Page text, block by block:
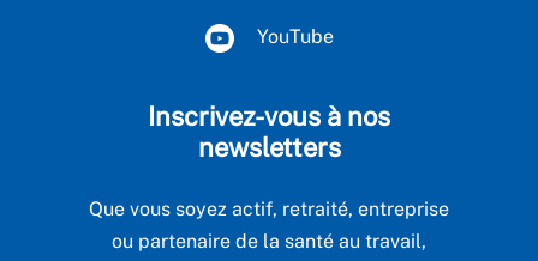
YouTube
Inscrivez-vous à nos
newsletters
Que vous soyez actif, retraité, entreprise
ou partenaire de la santé au travail,